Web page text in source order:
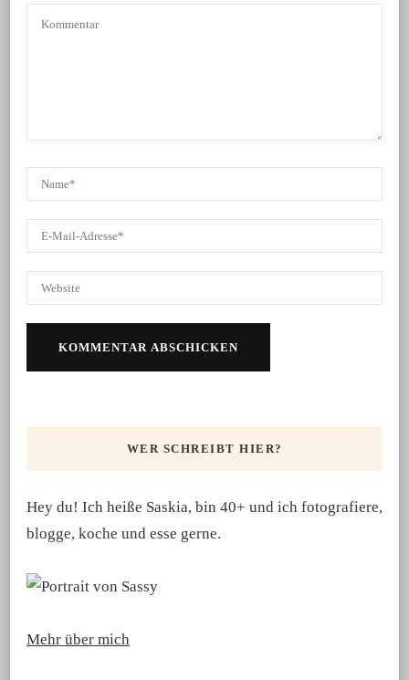
WER SCHREIBT HIER?
Hey du! Ich heiße Saskia, bin 40+ und ich fotografiere,
blogge, koche und esse gerne.
Mehr über mich